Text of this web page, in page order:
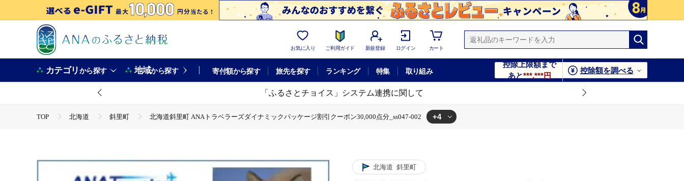
お気に入り ご利用ガイド 新規登録 ログイン カート
カテゴリから探す 地域から探す 寄付額から探す 旅先を探す ランキング 特集 取り組み
控除上限額まで
あと***,***円
控除額を調べる
「ふるさとチョイス」システム連携に関して
TOP 北海道 斜里町 北海道斜里町 ANAトラベラーズダイナミックパッケージ割引クーポン30,000点分_ss047-002 +4
北海道 斜里町